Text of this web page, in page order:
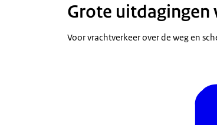
Grote
Voor vrachtverkeer over de weg en